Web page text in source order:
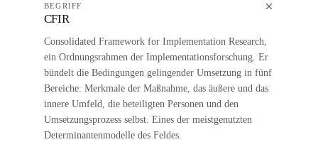
BEGRIFF
CFIR
Consolidated Framework for Implementation Research,
ein Ordnungsrahmen der Implementationsforschung. Er
bündelt die Bedingungen gelingender Umsetzung in fünf
Bereiche: Merkmale der Maßnahme, das äußere und das
innere Umfeld, die beteiligten Personen und den
Umsetzungsprozess selbst. Eines der meistgenutzten
Determinantenmodelle des Feldes.